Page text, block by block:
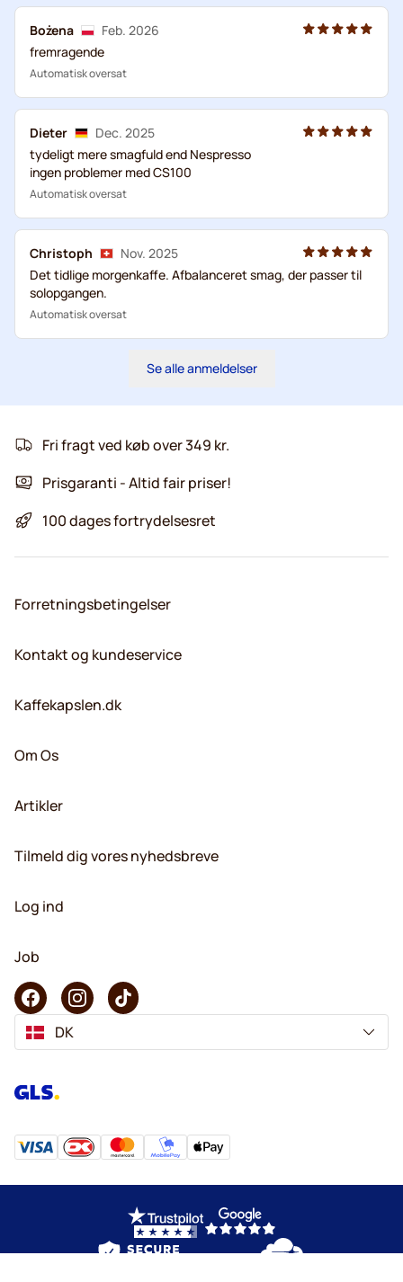
Bożena
Feb. 2026
fremragende
Automatisk oversat
Dieter
Dec. 2025
tydeligt mere smagfuld end Nespresso
ingen problemer med CS100
Automatisk oversat
Christoph
Nov. 2025
Det tidlige morgenkaffe. Afbalanceret smag, der passer til
solopgangen.
Automatisk oversat
Se alle anmeldelser
Fri fragt ved køb over 349 kr.
Prisgaranti - Altid fair priser!
100 dages fortrydelsesret
Forretningsbetingelser
Kontakt og kundeservice
Kaffekapslen.dk
Om Os
Artikler
Tilmeld dig vores nyhedsbreve
Log ind
Job
DK